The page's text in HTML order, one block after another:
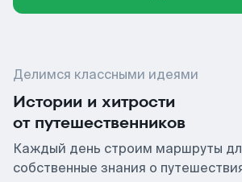
Делимся классными идеями
Истории и хитрости
от путешественников
Каждый день строим маршруты
собственные знания о